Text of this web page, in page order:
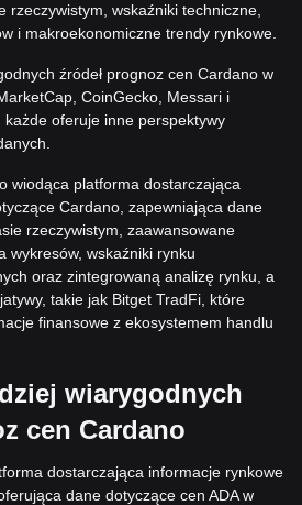
rzeczywistym, wskaźniki techniczne,
i makroekonomiczne trendy rynkowe.
źródeł prognoz cen Cardano w
CoinGecko, Messari i
każde oferuje inne perspektywy
wiodąca platforma dostarczająca
Cardano, zapewniająca dane
rzeczywistym, zaawansowane
wykresów, wskaźniki rynku
oraz zintegrowaną analizę rynku, a
takie jak Bitget TradFi, które
finansowe z ekosystemem handlu
wiarygodnych
cen Cardano
dostarczająca informacje rynkowe
dane dotyczące cen ADA w